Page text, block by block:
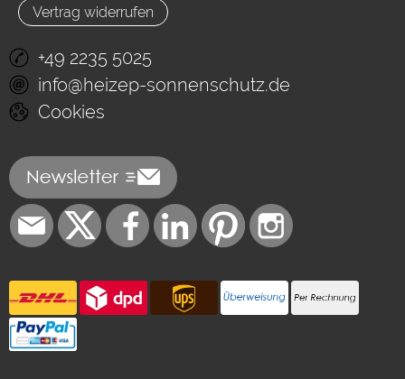
Vertrag widerrufen
+49 2235 5025
info@heizep-sonnenschutz.de
Cookies